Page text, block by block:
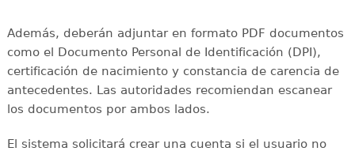
Además, deberán adjuntar en formato PDF documentos
como el Documento Personal de Identificación (DPI),
certificación de nacimiento y constancia de carencia de
antecedentes. Las autoridades recomiendan escanear
los documentos por ambos lados.
El sistema solicitará crear una cuenta si el usuario no